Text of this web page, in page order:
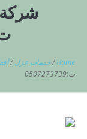
Home
/خدمات عزل /
ت:0507273739